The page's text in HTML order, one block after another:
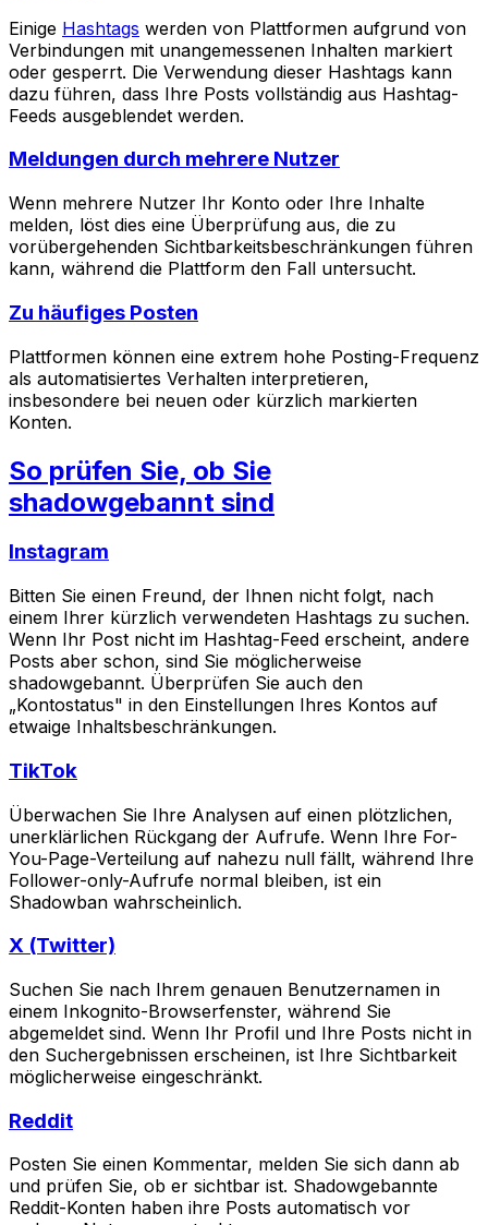
Einige Hashtags werden von Plattformen aufgrund von
Verbindungen mit unangemessenen Inhalten markiert
oder gesperrt. Die Verwendung dieser Hashtags kann
dazu führen, dass Ihre Posts vollständig aus Hashtag-
Feeds ausgeblendet werden.
Meldungen durch mehrere Nutzer
Wenn mehrere Nutzer Ihr Konto oder Ihre Inhalte
melden, löst dies eine Überprüfung aus, die zu
vorübergehenden Sichtbarkeitsbeschränkungen führen
kann, während die Plattform den Fall untersucht.
Zu häufiges Posten
Plattformen können eine extrem hohe Posting-Frequenz
als automatisiertes Verhalten interpretieren,
insbesondere bei neuen oder kürzlich markierten
Konten.
So prüfen Sie, ob Sie
shadowgebannt sind
Instagram
Bitten Sie einen Freund, der Ihnen nicht folgt, nach
einem Ihrer kürzlich verwendeten Hashtags zu suchen.
Wenn Ihr Post nicht im Hashtag-Feed erscheint, andere
Posts aber schon, sind Sie möglicherweise
shadowgebannt. Überprüfen Sie auch den
„Kontostatus" in den Einstellungen Ihres Kontos auf
etwaige Inhaltsbeschränkungen.
TikTok
Überwachen Sie Ihre Analysen auf einen plötzlichen,
unerklärlichen Rückgang der Aufrufe. Wenn Ihre For-
You-Page-Verteilung auf nahezu null fällt, während Ihre
Follower-only-Aufrufe normal bleiben, ist ein
Shadowban wahrscheinlich.
X (Twitter)
Suchen Sie nach Ihrem genauen Benutzernamen in
einem Inkognito-Browserfenster, während Sie
abgemeldet sind. Wenn Ihr Profil und Ihre Posts nicht in
den Suchergebnissen erscheinen, ist Ihre Sichtbarkeit
möglicherweise eingeschränkt.
Reddit
Posten Sie einen Kommentar, melden Sie sich dann ab
und prüfen Sie, ob er sichtbar ist. Shadowgebannte
Reddit-Konten haben ihre Posts automatisch vor